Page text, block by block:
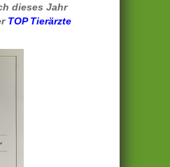
dieses Jahr
TOP Tierärzte